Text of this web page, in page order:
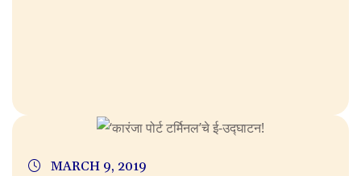
MARCH 9, 2019